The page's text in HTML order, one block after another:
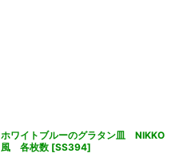
ホワイトブルーのグラタン皿 NIKKO
風 各枚数 [SS394]